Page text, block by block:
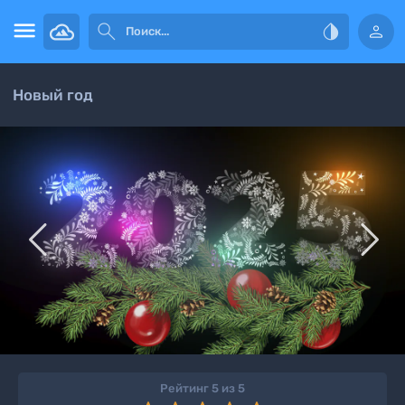
   
Новый год
 
Рейтинг 5 из 5